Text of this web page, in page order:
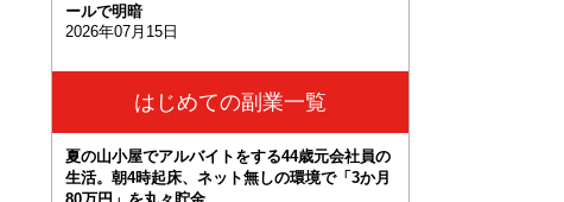
ールで明暗
2026年07月15日
はじめての副業一覧
夏の山小屋でアルバイトをする44歳元会社員の
生活。朝4時起床、ネット無しの環境で「3か月